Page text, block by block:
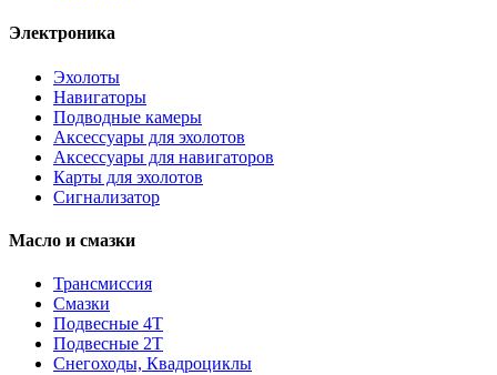
Электроника
Эхолоты
Навигаторы
Подводные камеры
Аксессуары для эхолотов
Аксессуары для навигаторов
Карты для эхолотов
Сигнализатор
Масло и смазки
Трансмиссия
Смазки
Подвесные 4Т
Подвесные 2Т
Снегоходы, Квадроциклы